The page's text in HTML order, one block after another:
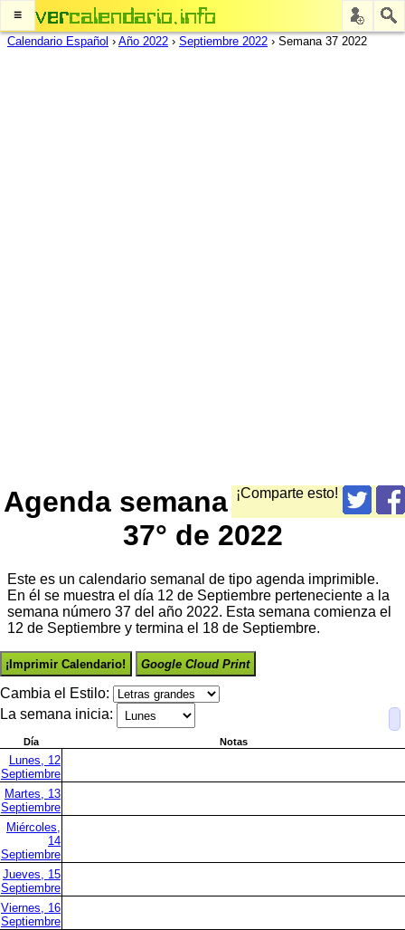
≡
Calendario Español › Año 2022 › Septiembre 2022 › Semana 37 2022
¡Comparte esto!
Agenda semana
37° de 2022
Este es un calendario semanal de tipo agenda imprimible.
En él se muestra el día 12 de Septiembre perteneciente a la
semana número 37 del año 2022. Esta semana comienza el
12 de Septiembre y termina el 18 de Septiembre.
¡Imprimir Calendario! Google Cloud Print
Cambia el Estilo:
La semana inicia:
Día Notas
Lunes, 12
Septiembre
Martes, 13
Septiembre
Miércoles,
14
Septiembre
Jueves, 15
Septiembre
Viernes, 16
Septiembre